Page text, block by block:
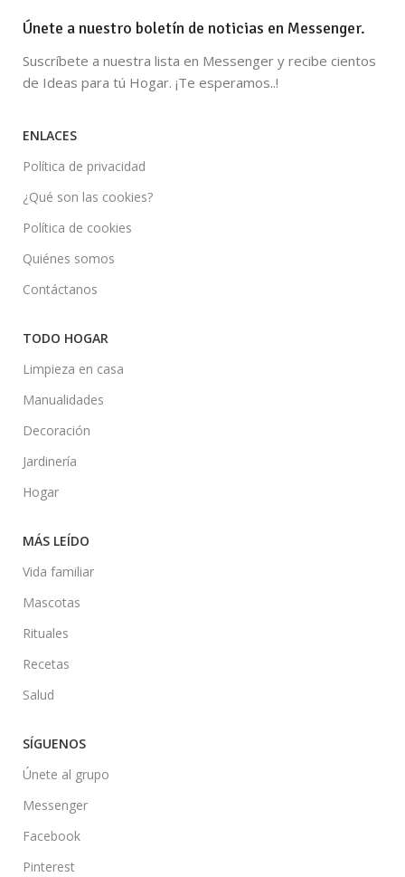
Únete a nuestro boletín de noticias en Messenger.
Suscríbete a nuestra lista en Messenger y recibe cientos
de Ideas para tú Hogar. ¡Te esperamos..!
ENLACES
Política de privacidad
¿Qué son las cookies?
Política de cookies
Quiénes somos
Contáctanos
TODO HOGAR
Limpieza en casa
Manualidades
Decoración
Jardinería
Hogar
MÁS LEÍDO
Vida familiar
Mascotas
Rituales
Recetas
Salud
SÍGUENOS
Únete al grupo
Messenger
Facebook
Pinterest